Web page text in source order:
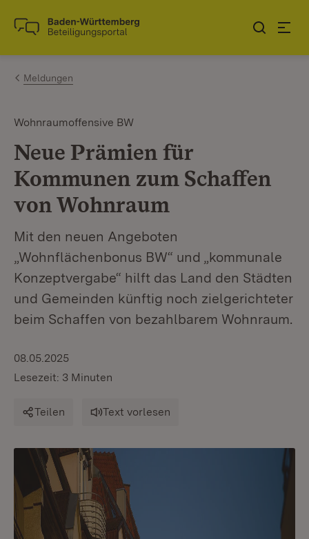
Zum Inhalt springen
Link zur Startseite
Meldungen
Wohnraumoffensive BW
Neue Prämien für
Kommunen zum Schaffen
von Wohnraum
Mit den neuen Angeboten
„Wohnflächenbonus BW“ und „kommunale
Konzeptvergabe“ hilft das Land den Städten
und Gemeinden künftig noch zielgerichteter
beim Schaffen von bezahlbarem Wohnraum.
08.05.2025
Lesezeit: 3 Minuten
Teilen Text vorlesen